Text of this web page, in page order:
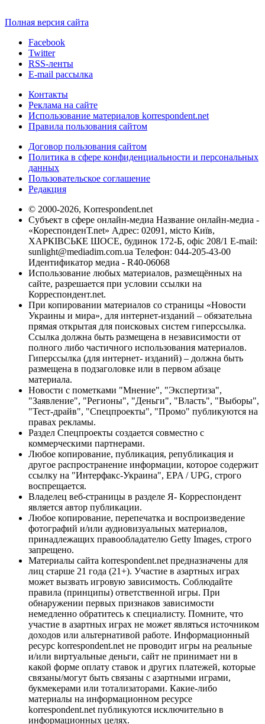
Полная версия сайта
Facebook
Twitter
RSS-ленты
E-mail рассылка
Контакты
Реклама на сайте
Использование материалов korrespondent.net
Правила пользования сайтом
Договор пользования сайтом
Политика в сфере конфиденциальности и персональных
данных
Пользовательское соглашение
Редакция
© 2000-2026, Korrespondent.net
Субъект в сфере онлайн-медиа Название онлайн-медиа -
«КореспонденТ.net» Адрес: 02091, місто Київ,
ХАРКІВСЬКЕ ШОСЕ, будинок 172-Б, офіс 208/1 E-mail:
sunlight@mediadim.com.ua Телефон: 044-205-43-00
Идентификатор медиа - R40-06068
Использование любых материалов, размещённых на
сайте, разрешается при условии ссылки на
Корреспондент.net.
При копировании материалов со страницы «Новости
Украины и мира», для интернет-изданий – обязательна
прямая открытая для поисковых систем гиперссылка.
Ссылка должна быть размещена в независимости от
полного либо частичного использования материалов.
Гиперссылка (для интернет- изданий) – должна быть
размещена в подзаголовке или в первом абзаце
материала.
Новости с пометками "Мнение", "Экспертиза",
"Заявление", "Регионы", "Деньги", "Власть", "Выборы",
"Тест-драйв", "Спецпроекты", "Промо" публикуются на
правах рекламы.
Раздел Спецпроекты создается совместно с
коммерческими партнерами.
Любое копирование, публикация, републикация и
другое распространение информации, которое содержит
ссылку на "Интерфакс-Украина", EPA / UPG, строго
воспрещается.
Владелец веб-страницы в разделе Я- Корреспондент
является автор публикации.
Любое копирование, перепечатка и воспроизведение
фотографий и/или аудиовизуальных материалов,
принадлежащих правообладателю Getty Images, строго
запрещено.
Материалы сайта korrespondent.net предназначены для
лиц старше 21 года (21+). Участие в азартных играх
может вызвать игровую зависимость. Соблюдайте
правила (принципы) ответственной игры. При
обнаружении первых признаков зависимости
немедленно обратитесь к специалисту. Помните, что
участие в азартных играх не может являться источником
доходов или альтернативой работе. Информационный
ресурс korrespondent.net не проводит игры на реальные
и/или виртуальные деньги, сайт не принимает ни в
какой форме оплату ставок и других платежей, которые
связаны/могут быть связаны с азартными играми,
букмекерами или тотализаторами. Какие-либо
материалы на информационном ресурсе
korrespondent.net публикуются исключительно в
информационных целях.